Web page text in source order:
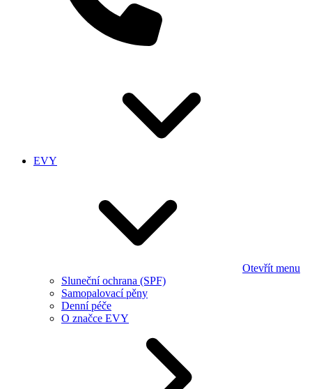
EVY
Otevřít menu
Sluneční ochrana (SPF)
Samopalovací pěny
Denní péče
O značce EVY